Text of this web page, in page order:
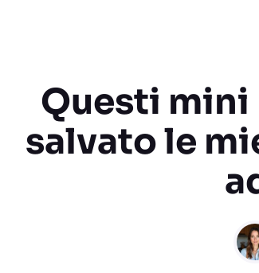
Questi
salvato le